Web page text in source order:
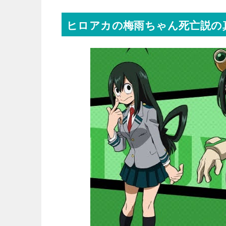
ヒロアカの梅雨ちゃん死亡説の